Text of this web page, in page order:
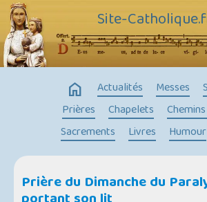
Site-
home Actualités Messes
Prières
Chapelets
Sacrements
Livres Humour
Prière du Dimanche du